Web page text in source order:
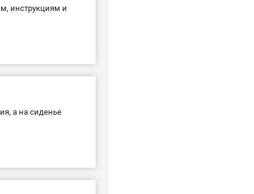
инструкциям и
а на сиденье